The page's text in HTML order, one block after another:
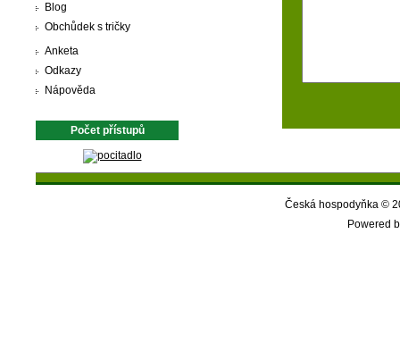
Blog
Obchůdek s tričky
Anketa
Odkazy
Nápověda
Počet přístupů
Česká hospodyňka ©
Powered